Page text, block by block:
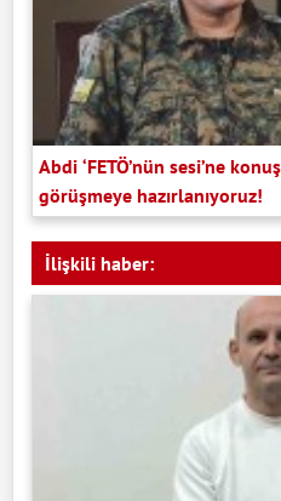
Abdi ‘FETÖ’nün sesi’ne
görüşmeye hazırlanıyoruz!
İlişkili haber: